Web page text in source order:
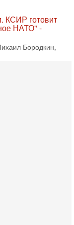
КСИР готовит
НАТО" -
Бородкин,
Ведет